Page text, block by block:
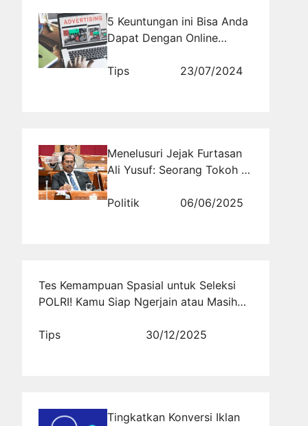
5 Keuntungan ini Bisa Anda
Dapat Dengan Online
Tips
23/07/2024
Menelusuri Jejak Furtasan
Ali Yusuf: Seorang Tokoh di
Politik
06/06/2025
Tes Kemampuan Spasial untuk Seleksi
POLRI! Kamu Siap Ngerjain atau Masih
Tips
30/12/2025
Tingkatkan Konversi Iklan